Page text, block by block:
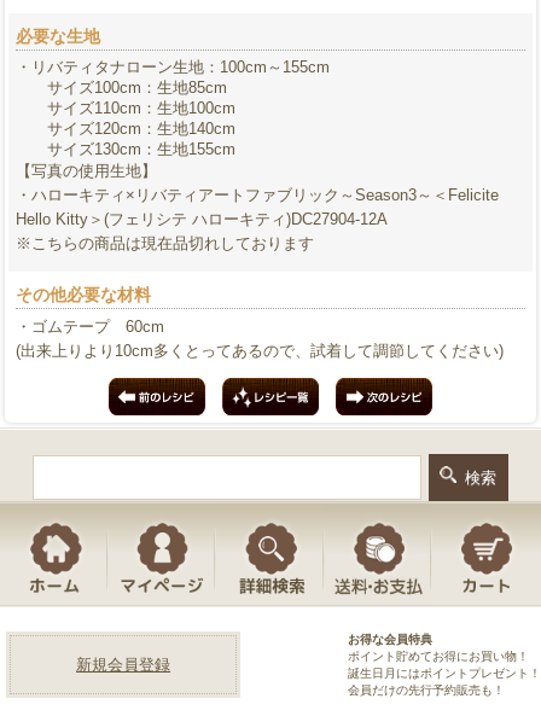
必要な生地
・リバティタナローン生地：100cm～155cm
サイズ100cm：生地85cm
サイズ110cm：生地100cm
サイズ120cm：生地140cm
サイズ130cm：生地155cm
【写真の使用生地】
・ハローキティ×リバティアートファブリック～Season3～＜Felicite
Hello Kitty＞(フェリシテ ハローキティ)DC27904-12A
※こちらの商品は現在品切れしております
その他必要な材料
・ゴムテープ 60cm
(出来上りより10cm多くとってあるので、試着して調節してください)
新規会員登録
お得な会員特典
ポイント貯めてお得にお買い物！
誕生日月にはポイントプレゼント！
会員だけの先行予約販売も！